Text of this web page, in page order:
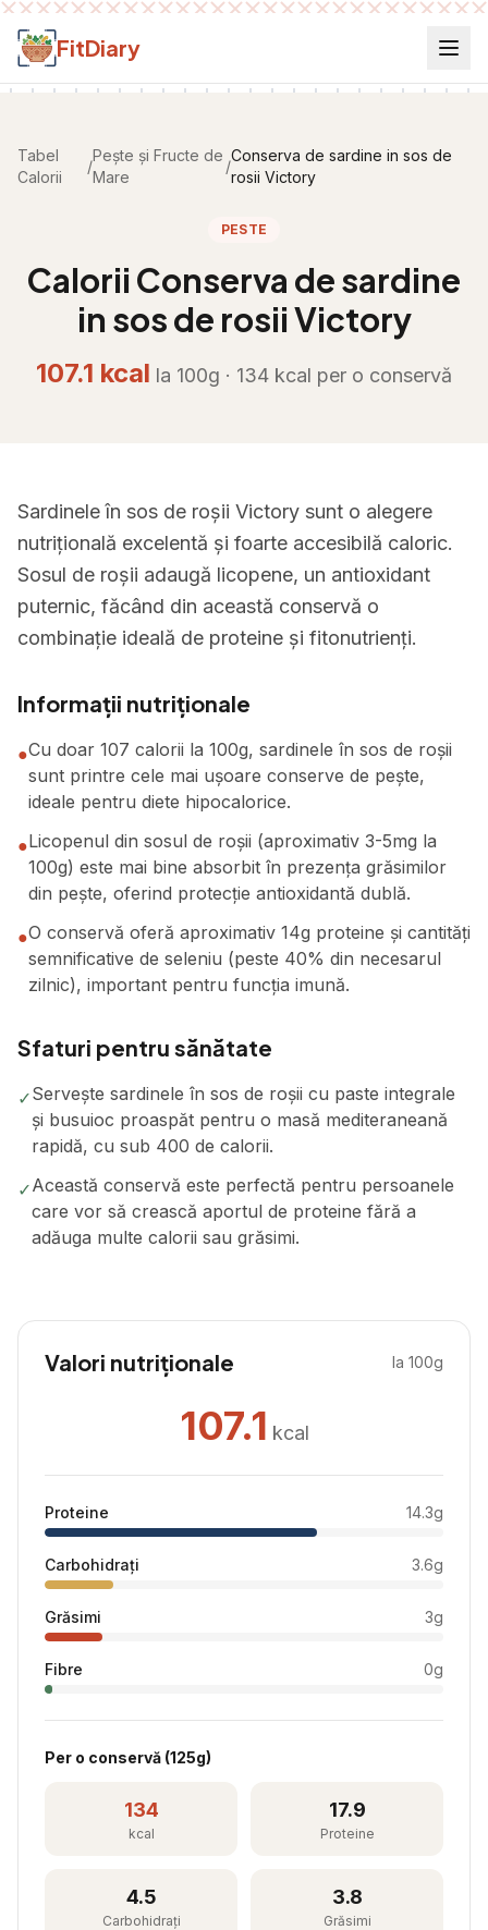
Salt la conținut
FitDiary
Tabel
Calorii
/
Pește și Fructe de
Mare
/
Conserva de sardine in sos de
rosii Victory
PESTE
Calorii Conserva de sardine
in sos de rosii Victory
107.1 kcal la 100g · 134 kcal per o conservă
Sardinele în sos de roșii Victory sunt o alegere
nutrițională excelentă și foarte accesibilă caloric.
Sosul de roșii adaugă licopene, un antioxidant
puternic, făcând din această conservă o
combinație ideală de proteine și fitonutrienți.
Informații nutriționale
●Cu doar 107 calorii la 100g, sardinele în sos de roșii
sunt printre cele mai ușoare conserve de pește,
ideale pentru diete hipocalorice.
●Licopenul din sosul de roșii (aproximativ 3-5mg la
100g) este mai bine absorbit în prezența grăsimilor
din pește, oferind protecție antioxidantă dublă.
●O conservă oferă aproximativ 14g proteine și cantități
semnificative de seleniu (peste 40% din necesarul
zilnic), important pentru funcția imună.
Sfaturi pentru sănătate
✓Servește sardinele în sos de roșii cu paste integrale
și busuioc proaspăt pentru o masă mediteraneană
rapidă, cu sub 400 de calorii.
✓Această conservă este perfectă pentru persoanele
care vor să crească aportul de proteine fără a
adăuga multe calorii sau grăsimi.
Valori nutriționale la 100g
107.1 kcal
Proteine 14.3g
Carbohidrați 3.6g
Grăsimi 3g
Fibre 0g
Per o conservă (125g)
134
kcal
17.9
Proteine
4.5
Carbohidrați
3.8
Grăsimi